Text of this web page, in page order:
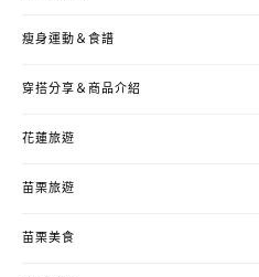
瘦身運動＆食譜
穿搭分享＆商品介紹
花蓮旅遊
苗栗旅遊
苗栗美食